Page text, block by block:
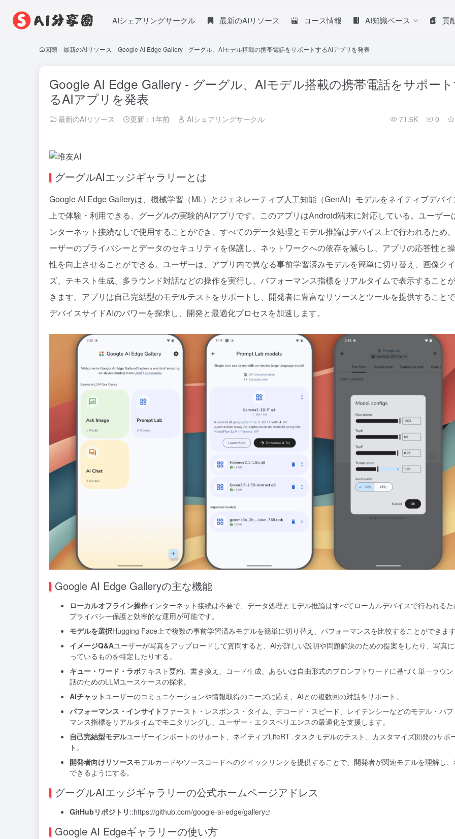
AIシェアリングサークル 最新のAIリソース コース情報 AI知識ベース 貢
図頭 - 最新のAIリソース - Google AI Edge Gallery - グーグル、AIモデル搭載の携帯電話をサポートするAIアプリを発表
Google AI Edge Gallery - グーグル、AIモデル搭載の携帯電話をサポー
るAIアプリを発表
最新のAIリソース 更新：1年前 AIシェアリングサークル 71.6K 0
グーグルAIエッジギャラリーとは
Google AI Edge Galleryは、機械学習（ML）とジェネレーティブ人工知能（GenAI）モデルをネイティブデバイ
上で体験・利用できる、グーグルの実験的AIアプリです。このアプリはAndroid端末に対応している。ユーザー
ンターネット接続なしで使用することができ、すべてのデータ処理とモデル推論はデバイス上で行われるため
ーザーのプライバシーとデータのセキュリティを保護し、ネットワークへの依存を減らし、アプリの応答性と
性を向上させることができる。ユーザーは、アプリ内で異なる事前学習済みモデルを簡単に切り替え、画像クイ
ズ、テキスト生成、多ラウンド対話などの操作を実行し、パフォーマンス指標をリアルタイムで表示すること
きます。アプリは自己完結型のモデルテストをサポートし、開発者に豊富なリソースとツールを提供することで
デバイスサイドAIのパワーを探求し、開発と最適化プロセスを加速します。
Google AI Edge Galleryの主な機能
ローカルオフライン操作インターネット接続は不要で、データ処理とモデル推論はすべてローカルデバイスで行われるた
プライバシー保護と効率的な運用が可能です。
モデルを選択Hugging Face上で複数の事前学習済みモデルを簡単に切り替え、パフォーマンスを比較することができます
イメージQ&Aユーザーが写真をアップロードして質問すると、AIが詳しい説明や問題解決のための提案をしたり、写真
っているものを特定したりする。
キュー・ワード・ラボテキスト要約、書き換え、コード生成、あるいは自由形式のプロンプトワードに基づく単一ラウ
話のためのLLMユースケースの探求。
AIチャット ユーザーのコミュニケーションや情報取得のニーズに応え、AIとの複数回の対話をサポート。
パフォーマンス・インサイト ファースト・レスポンス・タイム、デコード・スピード、レイテンシーなどのモデル・パフ
マンス指標をリアルタイムでモニタリングし、ユーザー・エクスペリエンスの最適化を支援します。
自己完結型モデルユーザーインポートのサポート、ネイティブLiteRT .タスクモデルのテスト、カスタマイズ開発のサポ
ト。
開発者向けリソースモデルカードやソースコードへのクイックリンクを提供することで、開発者が関連モデルを理解し、
できるようにする。
グーグルAIエッジギャラリーの公式ホームページアドレス
GitHubリポジトリ ::https://github.com/google-ai-edge/gallery
Google AI Edgeギャラリーの使い方